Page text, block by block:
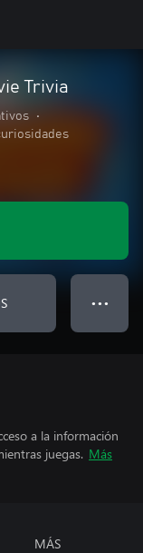
Trivia
•
● ● ●
a la información
juegas. Más
MÁS